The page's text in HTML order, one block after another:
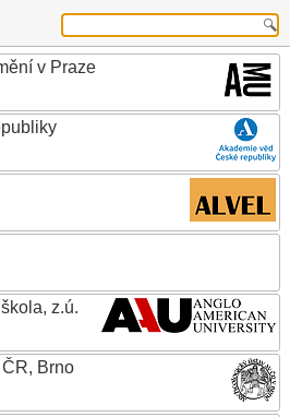
v Praze
z.ú.
Brno